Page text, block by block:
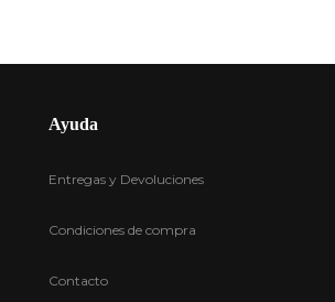
Ayuda
Entregas y Devoluciones
Condiciones de compra
Contacto